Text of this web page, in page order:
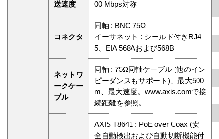
送速度
00 Mbps対称
コネクタ
同軸 : BNC 75Ω
イーサネット : シールド付きRJ4
5、EIA 568Aおよび568B
ネットワ
ークケー
ブル
同軸 : 75Ω同軸ケーブル (他のイン
ピーダンスもサポート)、最大500
m、最大速度。www.axis.comで接
続距離を参照。
AXIS T8641 : PoE over Coax (安
全自動検出および自動切断機能付